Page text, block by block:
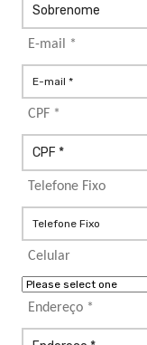
E-mail *
CPF *
Telefone Fixo
Celular
Endereço *